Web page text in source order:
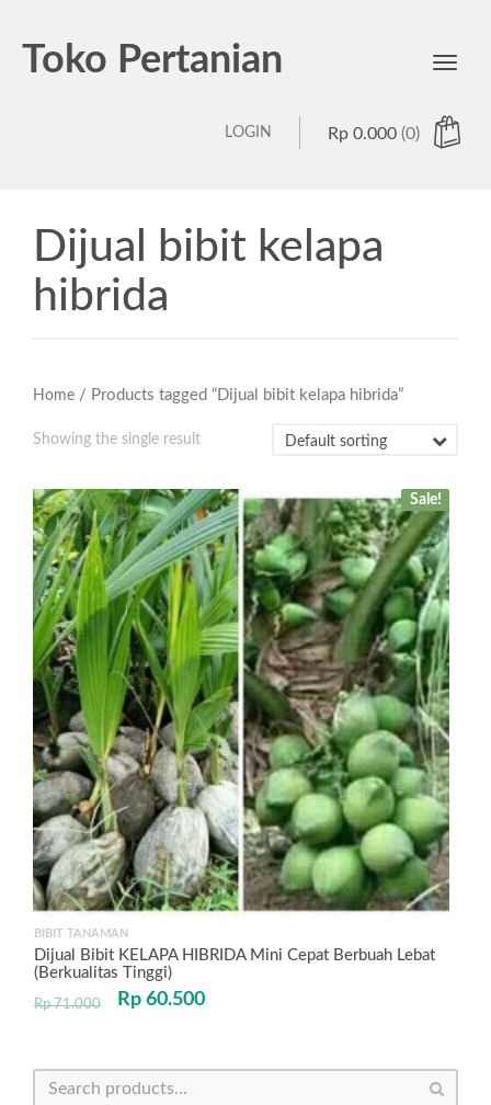
Toko Pertanian
Toggle
Rp 0.000 (0)
LOGIN
Dijual bibit kelapa
hibrida
Home / Products tagged “Dijual bibit kelapa hibrida”
Showing the single result
Sale!
BIBIT TANAMAN
Dijual Bibit KELAPA HIBRIDA Mini Cepat Berbuah Lebat
(Berkualitas Tinggi)
Rp71.000 Rp 60.500